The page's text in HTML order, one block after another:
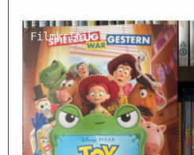
Filmkritik